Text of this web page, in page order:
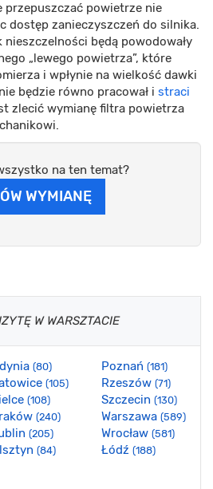
powietrze nie
dostęp zanieczyszczeń do silnika.
będą powodowały
„lewego powietrza”, które
i wpłynie na wielkość dawki
będzie równo pracował i straci
zlecić wymianę filtra powietrza
na ten temat?
WYMIANĘ
W WARSZTACIE
(80)
(105)
(108)
(240)
(205)
(84)
Poznań(181)
Rzeszów(71)
Szczecin(130)
Warszawa(589)
Wrocław(581)
Łódź(188)